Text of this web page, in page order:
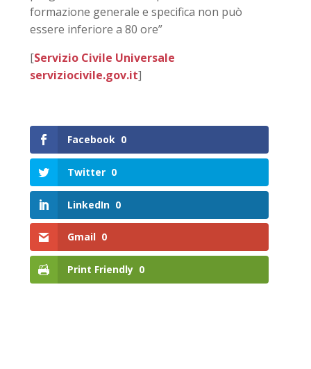
formazione generale e specifica non può
essere inferiore a 80 ore”
[Servizio Civile Universale
serviziocivile.gov.it]
Facebook 0
Twitter 0
LinkedIn 0
Gmail 0
Print Friendly 0